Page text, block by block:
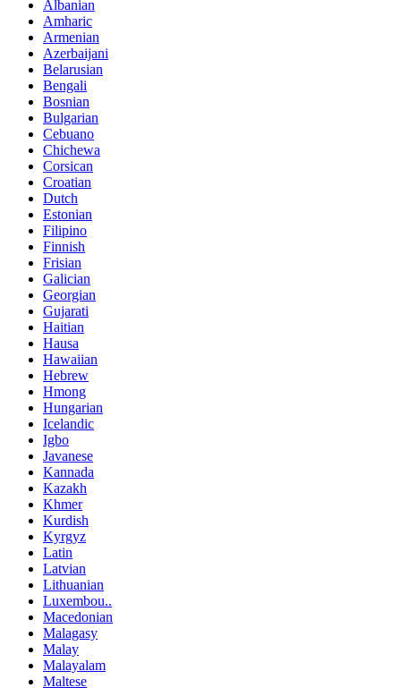
Albanian
Amharic
Armenian
Azerbaijani
Belarusian
Bengali
Bosnian
Bulgarian
Cebuano
Chichewa
Corsican
Croatian
Dutch
Estonian
Filipino
Finnish
Frisian
Galician
Georgian
Gujarati
Haitian
Hausa
Hawaiian
Hebrew
Hmong
Hungarian
Icelandic
Igbo
Javanese
Kannada
Kazakh
Khmer
Kurdish
Kyrgyz
Latin
Latvian
Lithuanian
Luxembou..
Macedonian
Malagasy
Malay
Malayalam
Maltese